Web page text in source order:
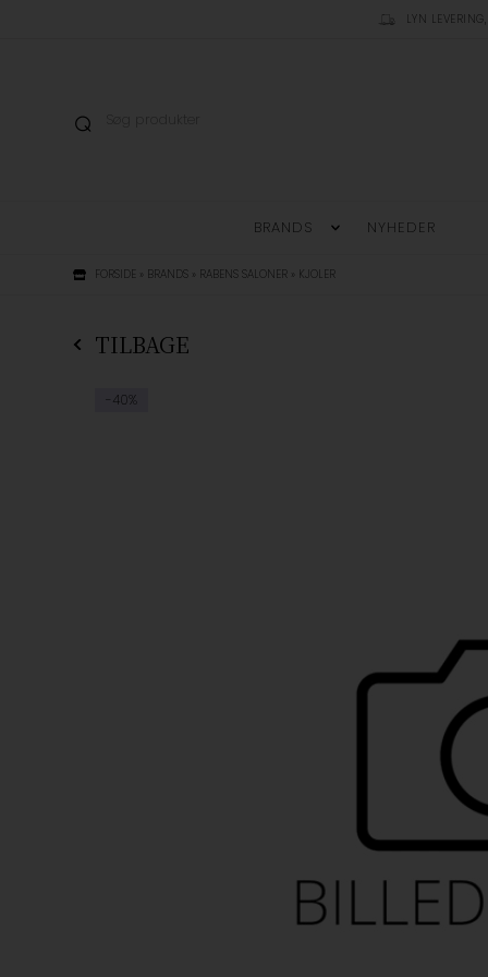
LYN
BRANDS NYHEDER
FORSIDE » BRANDS » RABENS SALONER » KJOLER
TILBAGE